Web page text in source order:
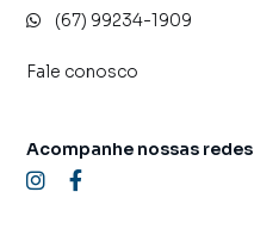
(67) 99234-1909
Fale conosco
Acompanhe nossas redes